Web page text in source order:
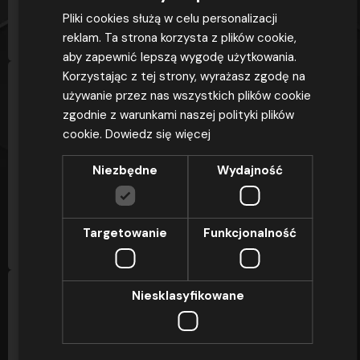
CZYTAJ
DLACZEGO OSZ OMEGA
OSZ Omega to ponad 25 lat doświadczenia,
ponad 42 000 zrealizowanych kursów i
zdawalność egzaminów sięgająca 97,4% – to nie...
CZYTAJ
DLACZEGO OSZ OMEGA
Pliki cookies służą w celu personalizacji
reklam. Ta strona korzysta z plików cookie,
aby zapewnić lepszą wygodę użytkowania.
Korzystając z tej strony, wyrażasz zgodę na
używanie przez nas wszystkich plików cookie
zgodnie z warunkami naszej polityki plików
cookie.Dowiedz się więcej
Niezbędne Wydajność
Targetowanie Funkcjonalność
Niesklasyfikowane